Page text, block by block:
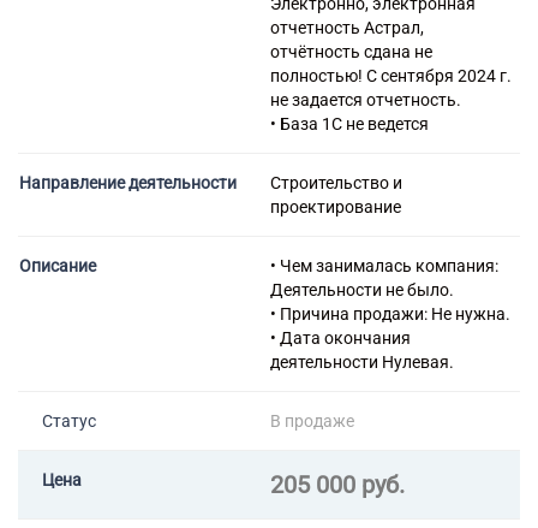
покрытий полов и облицовке
стен
43.34 Производство
малярных и стекольных работ
43.39 Производство прочих
43.91 Производство
кровельных работ
специализированные прочие,
не включенные в другие
группировки
49.32 Деятельность такси
49.41 Деятельность
49.41.1 Перевозка грузов
автотранспортными
средствами
отчетность Астрал,
отчётность сдана не
полностью! С сентября 2024 г.
не задается отчетность.
• База 1С не ведется
Направление деятельности
Строительство и
проектирование
Описание
• Чем занималась компания:
Деятельности не было.
• Причина продажи: Не нужна.
• Дата окончания
деятельности Нулевая.
Статус В продаже
Цена 205 000 руб.